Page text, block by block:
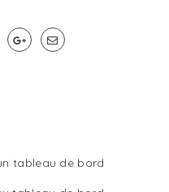
tableau de bord